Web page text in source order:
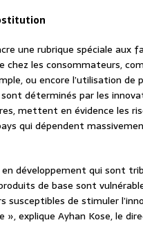
une rubrique spéciale
chez les consommateurs,
ou encore l’utilisation
déterminés par les
mettent en évidence les
qui dépendent
développement qui sont
de base sont
susceptibles de stimuler
», explique Ayhan Kose, le